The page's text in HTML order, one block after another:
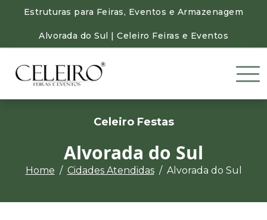
Estruturas para Feiras, Eventos e Armazenagem
Alvorada do Sul | Celeiro Feiras e Eventos
Celeiro Festas
Alvorada do Sul
Home Cidades Atendidas Alvorada do Sul